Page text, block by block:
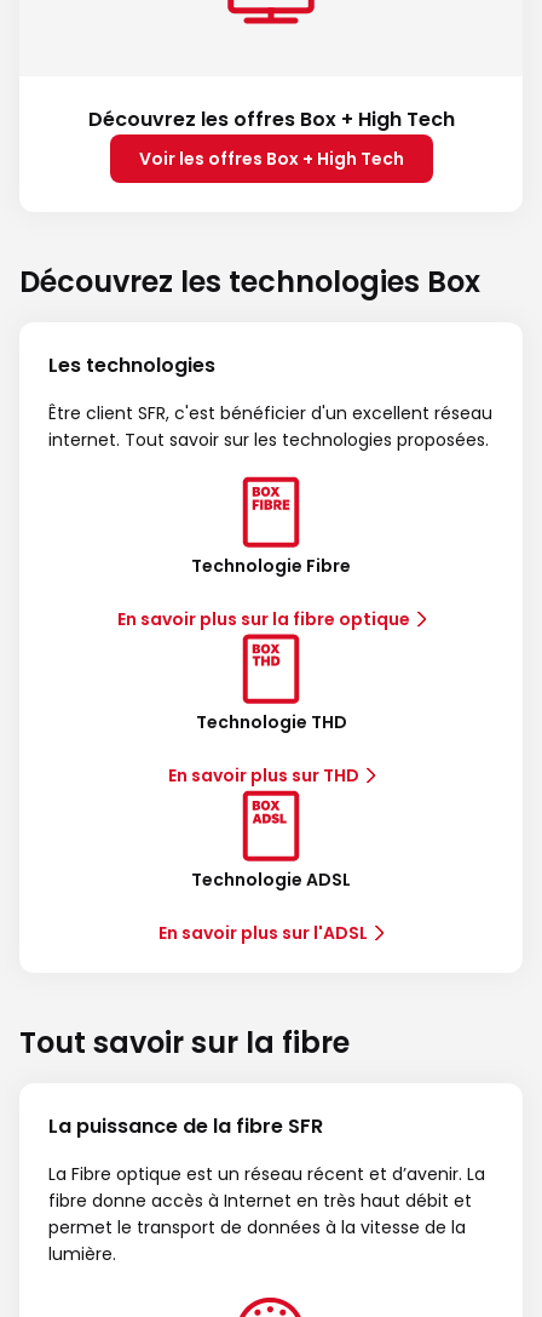
Découvrez les offres Box + High Tech
Voir les offres Box + High Tech
Découvrez les technologies Box
Les technologies
Être client SFR, c'est bénéficier d'un excellent réseau
internet. Tout savoir sur les technologies proposées.
Technologie Fibre
En savoir plus sur la fibre optique
Technologie THD
En savoir plus sur THD
Technologie ADSL
En savoir plus sur l'ADSL
Tout savoir sur la fibre
La puissance de la fibre SFR
La Fibre optique est un réseau récent et d’avenir. La
fibre donne accès à Internet en très haut débit et
permet le transport de données à la vitesse de la
lumière.